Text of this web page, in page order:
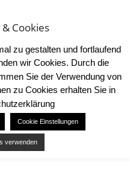
Cookies
zu gestalten und fortlaufend
wir Cookies. Durch die
Sie der Verwendung von
zu Cookies erhalten Sie in
Cookie Einstellungen
verwenden